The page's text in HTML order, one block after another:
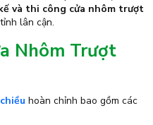
và thi công cửa nhôm trượt
lân cận.
Nhôm Trượt
hoàn chỉnh bao gồm các